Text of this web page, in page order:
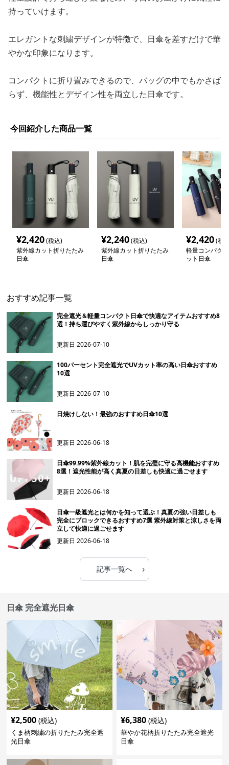
持っていけます。
エレガントな刺繍デザインが特徴で、日傘を差すだけで華
やかな印象になります。
コンパクトに折り畳みできるので、バッグの中でもかさば
らず、機能性とデザイン性を両立した日傘です。
今回紹介した商品一覧
¥2,420(税込)
紫外線カット折りたたみ
日傘
¥2,240(税込)
紫外線カット折りたたみ
日傘
¥2,420(税
軽量コンパク
ット日傘
おすすめ記事一覧
完全遮光＆軽量コンパクト日傘で快適なアイテムおすすめ8
選！持ち運びやすく紫外線からしっかり守る
更新日2026-07-10
100パーセント完全遮光でUVカット率の高い日傘おすすめ
10選
更新日2026-07-10
日焼けしない！最強のおすすめ日傘10選
更新日2026-06-18
日傘99.99%紫外線カット！肌を完璧に守る高機能おすすめ
8選！遮光性能が高く真夏の日差しも快適に過ごせます
更新日2026-06-18
日傘一級遮光とは何かを知って選ぶ！真夏の強い日差しも
完全にブロックできるおすすめ7選 紫外線対策と涼しさを両
立して快適に過ごせます
更新日2026-06-18
記事一覧へ ›
日傘 完全遮光日傘
¥2,500 (税込)
くま柄刺繍の折りたたみ完全遮
光日傘
¥6,380 (税込)
華やか花柄折りたたみ完全遮光
日傘